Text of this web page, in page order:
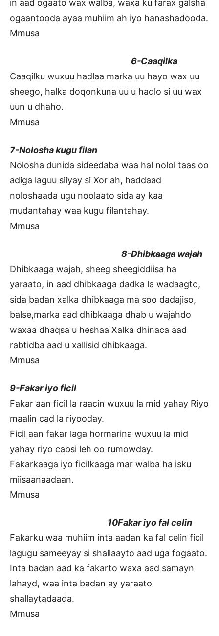
in aad ogaato wax walba, waxa ku farax galsha
ogaantooda ayaa muhiim ah iyo hanashadooda.
Mmusa
6-Caaqilka
Caaqilku wuxuu hadlaa marka uu hayo wax uu
sheego, halka doqonkuna uu u hadlo si uu wax
uun u dhaho.
Mmusa
7-Nolosha kugu filan
Nolosha dunida sideedaba waa hal nolol taas oo
adiga laguu siiyay si Xor ah, haddaad
noloshaada ugu noolaato sida ay kaa
mudantahay waa kugu filantahay.
Mmusa
8-Dhibkaaga wajah
Dhibkaaga wajah, sheeg sheegiddiisa ha
yaraato, in aad dhibkaaga dadka la wadaagto,
sida badan xalka dhibkaaga ma soo dadajiso,
balse,marka aad dhibkaaga dhab u wajahdo
waxaa dhaqsa u heshaa Xalka dhinaca aad
rabtidba aad u xallisid dhibkaaga.
Mmusa
9-Fakar iyo ficil
Fakar aan ficil la raacin wuxuu la mid yahay Riyo
maalin cad la riyooday.
Ficil aan fakar laga hormarina wuxuu la mid
yahay riyo cabsi leh oo rumowday.
Fakarkaaga iyo ficilkaaga mar walba ha isku
miisaanaadaan.
Mmusa
10Fakar iyo fal celin
Fakarku waa muhiim inta aadan ka fal celin ficil
lagugu sameeyay si shallaayto aad uga fogaato.
Inta badan aad ka fakarto waxa aad samayn
lahayd, waa inta badan ay yaraato
shallaytadaada.
Mmusa